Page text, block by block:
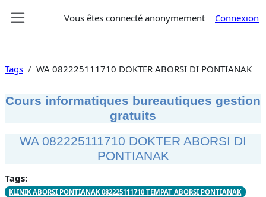
Vous êtes connecté anonymement Connexion
Tags WA 082225111710 DOKTER ABORSI DI PONTIANAK
Cours informatiques bureautiques gestion
gratuits
WA 082225111710 DOKTER ABORSI DI
PONTIANAK
Tags:
KLINIK ABORSI PONTIANAK 082225111710 TEMPAT ABORSI PONTIANAK